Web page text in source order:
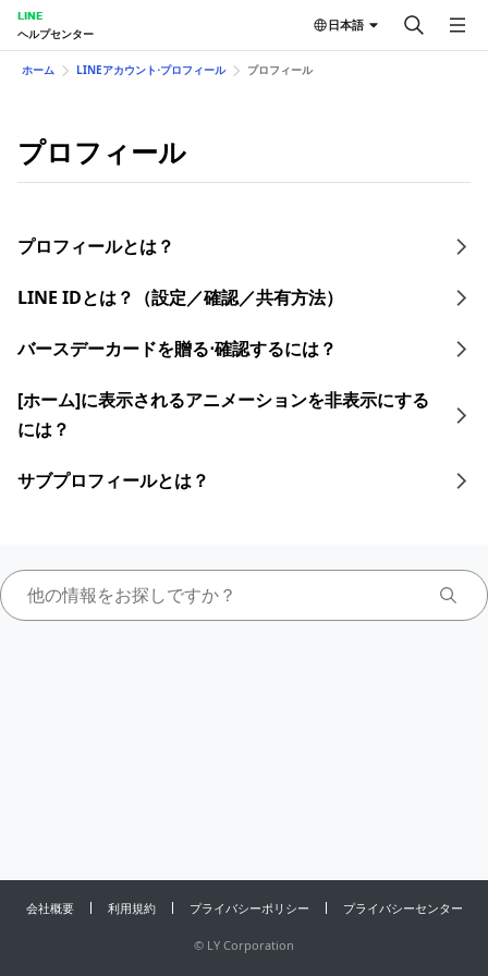
LINE
ヘルプセンター
日本語
ホーム LINEアカウント⋅プロフィール プロフィール
プロフィール
プロフィールとは？
LINE IDとは？（設定／確認／共有方法）​
バースデーカードを贈る⋅確認するには？
[ホーム]に表示されるアニメーションを非表示にする
には？
サブプロフィールとは？
会社概要 利用規約 プライバシーポリシー プライバシーセンター
© LY Corporation